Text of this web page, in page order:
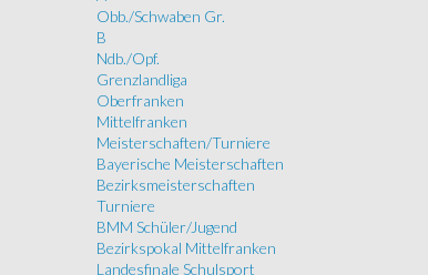
Obb./Schwaben Gr.
B
Ndb./Opf.
Grenzlandliga
Oberfranken
Mittelfranken
Meisterschaften/Turniere
Bayerische Meisterschaften
Bezirksmeisterschaften
Turniere
BMM Schüler/Jugend
Bezirkspokal Mittelfranken
Landesfinale Schulsport